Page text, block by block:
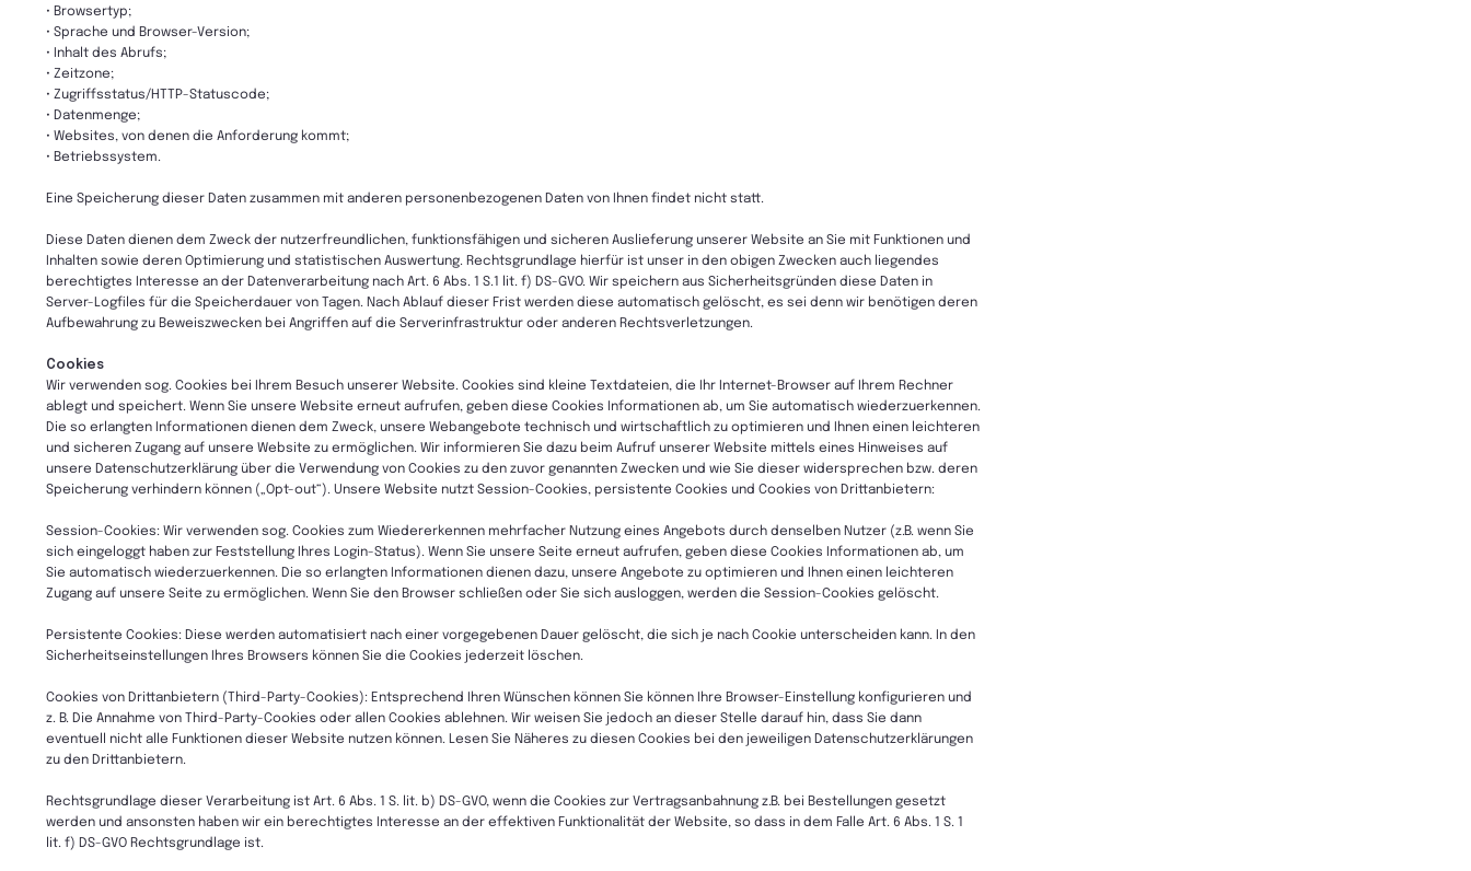
• Browsertyp;
• Sprache und Browser-Version;
• Inhalt des Abrufs;
• Zeitzone;
• Zugriffsstatus/HTTP-Statuscode;
• Datenmenge;
• Websites, von denen die Anforderung kommt;
• Betriebssystem.
Eine Speicherung dieser Daten zusammen mit anderen personenbezogenen Daten von Ihnen findet nicht statt.
Diese Daten dienen dem Zweck der nutzerfreundlichen, funktionsfähigen und sicheren Auslieferung unserer Website an Sie mit Funktionen und
Inhalten sowie deren Optimierung und statistischen Auswertung. Rechtsgrundlage hierfür ist unser in den obigen Zwecken auch liegendes
berechtigtes Interesse an der Datenverarbeitung nach Art. 6 Abs. 1 S.1 lit. f) DS-GVO. Wir speichern aus Sicherheitsgründen diese Daten in
Server-Logfiles für die Speicherdauer von Tagen. Nach Ablauf dieser Frist werden diese automatisch gelöscht, es sei denn wir benötigen deren
Aufbewahrung zu Beweiszwecken bei Angriffen auf die Serverinfrastruktur oder anderen Rechtsverletzungen.
Cookies
Wir verwenden sog. Cookies bei Ihrem Besuch unserer Website. Cookies sind kleine Textdateien, die Ihr Internet-Browser auf Ihrem Rechner
ablegt und speichert. Wenn Sie unsere Website erneut aufrufen, geben diese Cookies Informationen ab, um Sie automatisch wiederzuerkennen.
Die so erlangten Informationen dienen dem Zweck, unsere Webangebote technisch und wirtschaftlich zu optimieren und Ihnen einen leichteren
und sicheren Zugang auf unsere Website zu ermöglichen. Wir informieren Sie dazu beim Aufruf unserer Website mittels eines Hinweises auf
unsere Datenschutzerklärung über die Verwendung von Cookies zu den zuvor genannten Zwecken und wie Sie dieser widersprechen bzw. deren
Speicherung verhindern können („Opt-out“). Unsere Website nutzt Session-Cookies, persistente Cookies und Cookies von Drittanbietern:
Session-Cookies: Wir verwenden sog. Cookies zum Wiedererkennen mehrfacher Nutzung eines Angebots durch denselben Nutzer (z.B. wenn Sie
sich eingeloggt haben zur Feststellung Ihres Login-Status). Wenn Sie unsere Seite erneut aufrufen, geben diese Cookies Informationen ab, um
Sie automatisch wiederzuerkennen. Die so erlangten Informationen dienen dazu, unsere Angebote zu optimieren und Ihnen einen leichteren
Zugang auf unsere Seite zu ermöglichen. Wenn Sie den Browser schließen oder Sie sich ausloggen, werden die Session-Cookies gelöscht.
Persistente Cookies: Diese werden automatisiert nach einer vorgegebenen Dauer gelöscht, die sich je nach Cookie unterscheiden kann. In den
Sicherheitseinstellungen Ihres Browsers können Sie die Cookies jederzeit löschen.
Cookies von Drittanbietern (Third-Party-Cookies): Entsprechend Ihren Wünschen können Sie können Ihre Browser-Einstellung konfigurieren und
z. B. Die Annahme von Third-Party-Cookies oder allen Cookies ablehnen. Wir weisen Sie jedoch an dieser Stelle darauf hin, dass Sie dann
eventuell nicht alle Funktionen dieser Website nutzen können. Lesen Sie Näheres zu diesen Cookies bei den jeweiligen Datenschutzerklärungen
zu den Drittanbietern.
Rechtsgrundlage dieser Verarbeitung ist Art. 6 Abs. 1 S. lit. b) DS-GVO, wenn die Cookies zur Vertragsanbahnung z.B. bei Bestellungen gesetzt
werden und ansonsten haben wir ein berechtigtes Interesse an der effektiven Funktionalität der Website, so dass in dem Falle Art. 6 Abs. 1 S. 1
lit. f) DS-GVO Rechtsgrundlage ist.